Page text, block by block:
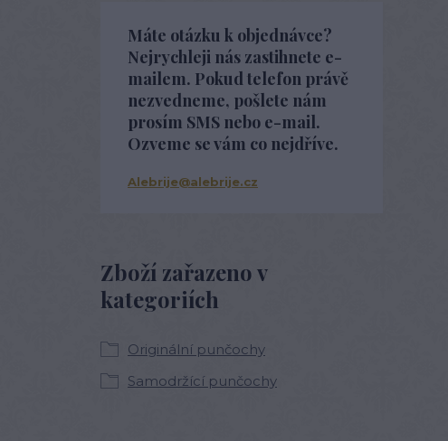
Zboží zařazeno v
kategoriích
Originální punčochy
Samodržící punčochy
Máte otázku k objednávce?
Nejrychleji nás zastihnete e-
mailem. Pokud telefon právě
nezvedneme, pošlete nám
prosím SMS nebo e-mail.
Ozveme se vám co nejdříve.
Alebrije@alebrije.cz